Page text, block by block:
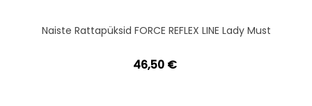
Naiste Rattapüksid FORCE REFLEX LINE Lady Must
46,50 €